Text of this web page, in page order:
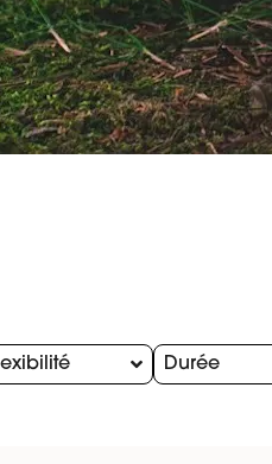
Durée